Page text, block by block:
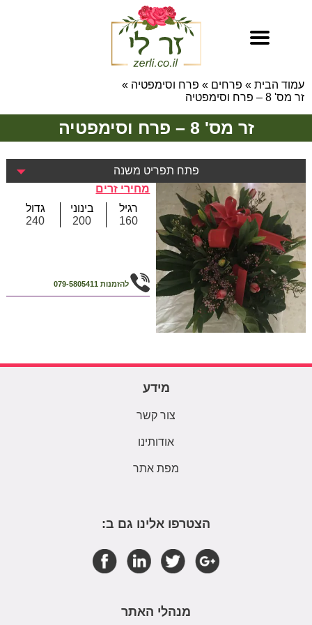
עמוד הבית » פרחים » פרח וסימפטיה »
זר מס' 8 – פרח וסימפטיה
זר מס' 8 – פרח וסימפטיה
פתח תפריט משנה
מחירי זרים
רגיל
160
בינוני
200
גדול
240
להזמנות 079-5805411
מידע
צור קשר
אודותינו
מפת אתר
הצטרפו אלינו גם ב:
מנהלי האתר